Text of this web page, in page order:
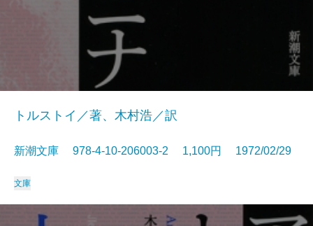
トルストイ／著、木村浩／訳
新潮文庫 978-4-10-206003-2 1,100円 1972/02/29
文庫